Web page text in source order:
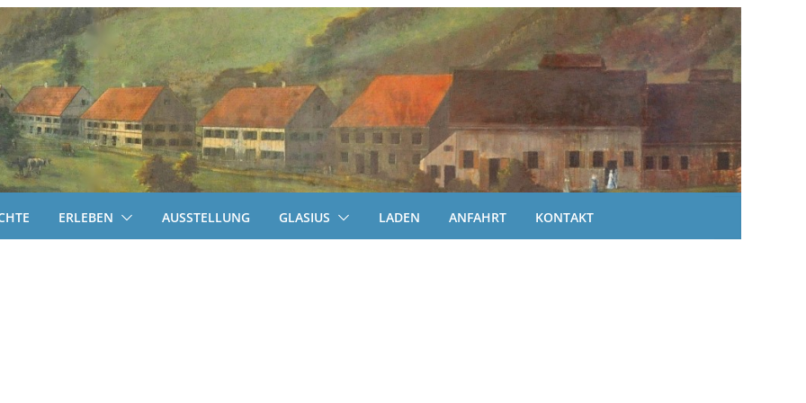
ERLEBEN AUSSTELLUNG GLASIUS LADEN ANFAHRT KONTAKT